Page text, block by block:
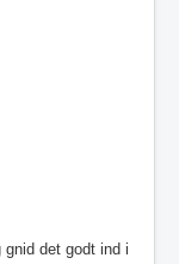
gnid det godt ind i